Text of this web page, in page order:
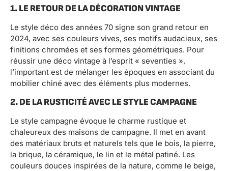
1. LE RETOUR DE LA DÉCORATION VINTAGE
Le style déco des années 70 signe son grand retour en
2024, avec ses couleurs vives, ses motifs audacieux, ses
finitions chromées et ses formes géométriques. Pour
réussir une déco vintage à l’esprit « seventies »,
l’important est de mélanger les époques en associant du
mobilier chiné avec des éléments plus modernes.
2. DE LA RUSTICITÉ AVEC LE STYLE CAMPAGNE
Le style campagne évoque le charme rustique et
chaleureux des maisons de campagne. Il met en avant
des matériaux bruts et naturels tels que le bois, la pierre,
la brique, la céramique, le lin et le métal patiné. Les
couleurs douces inspirées de la nature, comme le beige,